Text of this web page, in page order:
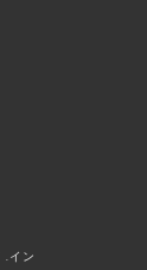
.イン